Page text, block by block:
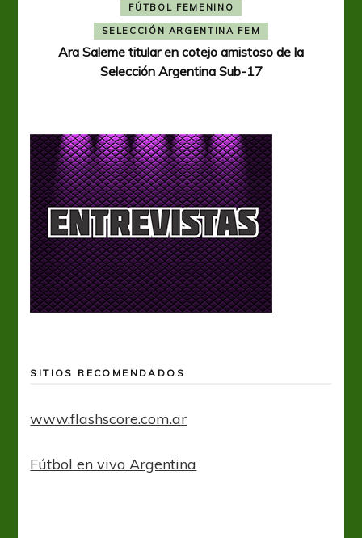
FÚTBOL FEMENINO
SELECCIÓN ARGENTINA FEM
Ara Saleme titular en cotejo amistoso de la
Selección Argentina Sub-17
SITIOS RECOMENDADOS
www.flashscore.com.ar
Fútbol en vivo Argentina